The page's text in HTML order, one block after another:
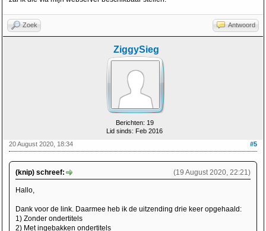
Zoek Antwoord
ZiggySieg
Berichten: 19
Lid sinds: Feb 2016
#5
20 August 2020, 18:34
(19 August 2020, 22:21)
(knip) schreef:
Hallo,
Dank voor de link. Daarmee heb ik de uitzending drie keer opgehaald:
1) Zonder ondertitels
2) Met ingebakken ondertitels